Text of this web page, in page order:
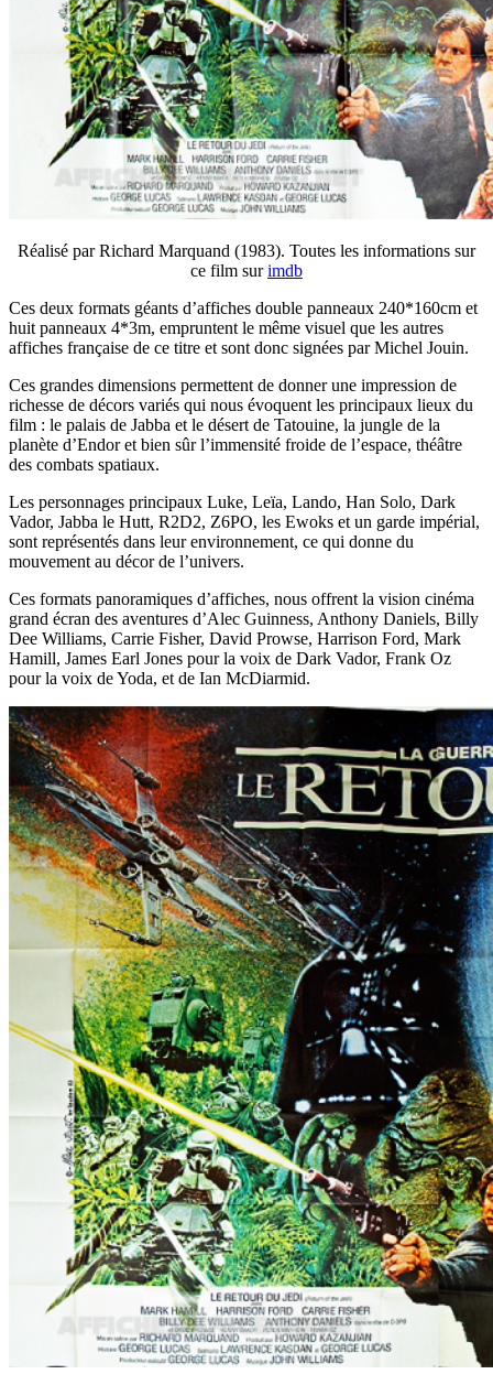
Réalisé par Richard Marquand (1983). Toutes les informations sur
ce film surimdb
Ces deux formats géants d’affiches double panneaux 240*160cm et
huit panneaux 4*3m, empruntent le même visuel que les autres
affiches française de ce titre et sont donc signées par Michel Jouin.
Ces grandes dimensions permettent de donner une impression de
richesse de décors variés qui nous évoquent les principaux lieux du
film : le palais de Jabba et le désert de Tatouine, la jungle de la
planète d’Endor et bien sûr l’immensité froide de l’espace, théâtre
des combats spatiaux.
Les personnages principaux Luke, Leïa, Lando, Han Solo, Dark
Vador, Jabba le Hutt, R2D2, Z6PO, les Ewoks et un garde impérial,
sont représentés dans leur environnement, ce qui donne du
mouvement au décor de l’univers.
Ces formats panoramiques d’affiches, nous offrent la vision cinéma
grand écran des aventures d’Alec Guinness, Anthony Daniels, Billy
Dee Williams, Carrie Fisher, David Prowse, Harrison Ford, Mark
Hamill, James Earl Jones pour la voix de Dark Vador, Frank Oz
pour la voix de Yoda, et de Ian McDiarmid.